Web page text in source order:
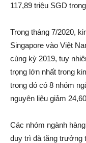
117,89 triệu SGD
Trong tháng 7/2020,
Singapore vào Việt
cùng kỳ 2019, tuy
trọng lớn nhất trong
trong đó có 8 nhóm
nguyên liệu giảm
Các nhóm ngành
duy trì đà tăng trưởng